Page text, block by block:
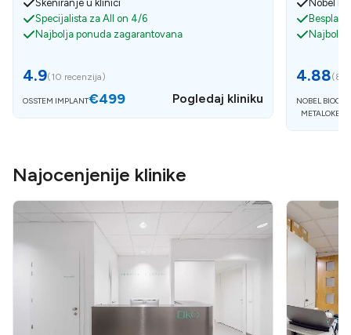
Skeniranje u klinici
Specijalista za All on 4/6
Najbolja ponuda zagarantovana
4.9(10 recenzija)
OSSTEM IMPLANT€499 Pogledaj kliniku
Nobel
Najbolja
4.88(8
NOBEL
Najocenjenije klinike